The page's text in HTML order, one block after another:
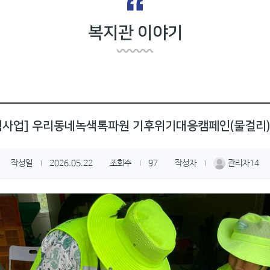
복지관 이야기
업] 우리동네녹색톡파원 기후위기대응캠페인(물걸리
작성일 2026.05.22 조회수 97 작성자 관리자14